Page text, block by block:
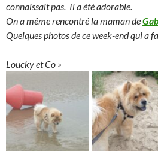
connaissait pas. Il a été adorable.
On a même rencontré la maman de
Quelques photos de ce week-end qui a
Loucky et Co »